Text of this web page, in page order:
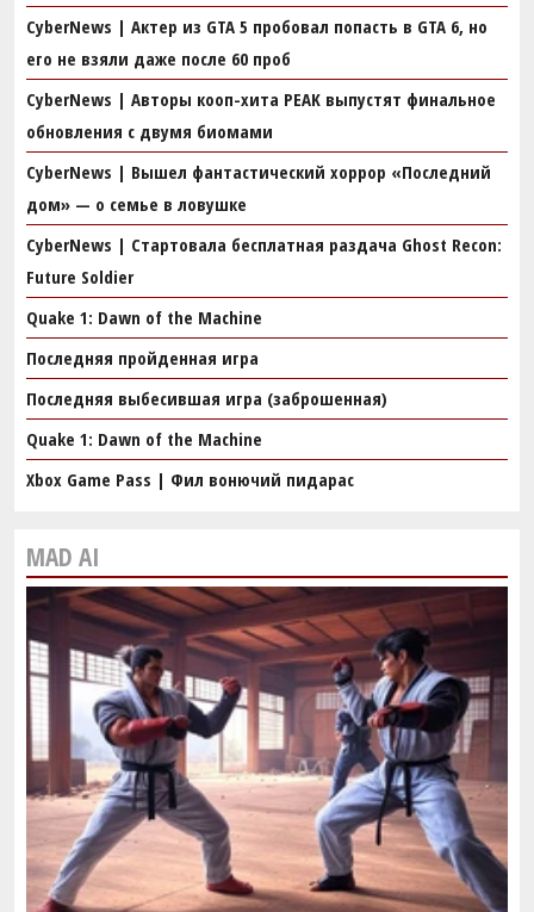
CyberNews | Актер из GTA 5 пробовал попасть в GTA 6, но
его не взяли даже после 60 проб
CyberNews | Авторы кооп-хита PEAK выпустят финальное
обновления с двумя биомами
CyberNews | Вышел фантастический хоррор «Последний
дом» — о семье в ловушке
CyberNews | Стартовала бесплатная раздача Ghost Recon:
Future Soldier
Quake 1: Dawn of the Machine
Последняя пройденная игра
Последняя выбесившая игра (заброшенная)
Quake 1: Dawn of the Machine
Xbox Game Pass | Фил вонючий пидарас
MAD AI